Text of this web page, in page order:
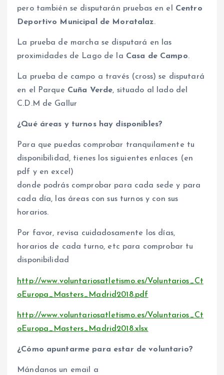
pero también se disputarán pruebas en el Centro
Deportivo Municipal de Moratalaz.
La prueba de marcha se disputará en las
proximidades de Lago de la Casa de Campo.
La prueba de campo a través (cross) se disputará
en el Parque Cuña Verde, situado al lado del
C.D.M de Gallur
¿Qué áreas y turnos hay disponibles?
Para que puedas comprobar tranquilamente tu
disponibilidad, tienes los siguientes enlaces (en
pdf y en excel)
donde podrás comprobar para cada sede y para
cada día, las áreas con sus turnos y con sus
horarios.
Por favor, revisa cuidadosamente los días,
horarios de cada turno, etc para comprobar tu
disponibilidad
http://www.voluntariosatletismo.es/Voluntarios_Ct
oEuropa_Masters_Madrid2018.pdf
http://www.voluntariosatletismo.es/Voluntarios_Ct
oEuropa_Masters_Madrid2018.xlsx
¿Cómo apuntarme para estar de voluntario?
Mándanos un email a